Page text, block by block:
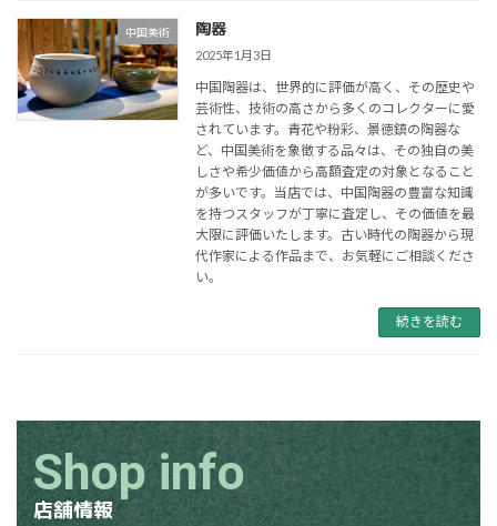
中国美術 陶器
2025年1月3日
中国陶器は、世界的に評価が高く、その歴史や
芸術性、技術の高さから多くのコレクターに愛
されています。青花や粉彩、景徳鎮の陶器な
ど、中国美術を象徴する品々は、その独自の美
しさや希少価値から高額査定の対象となること
が多いです。当店では、中国陶器の豊富な知識
を持つスタッフが丁寧に査定し、その価値を最
大限に評価いたします。古い時代の陶器から現
代作家による作品まで、お気軽にご相談くださ
い。
続きを読む
Shop info
店舗情報